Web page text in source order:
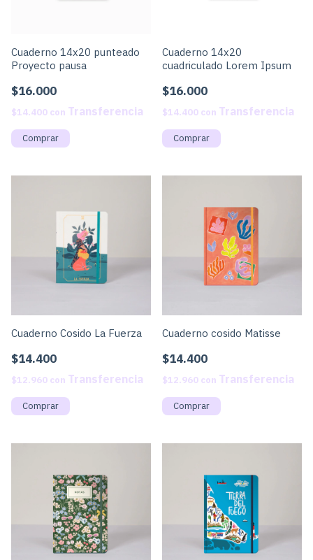
Cuaderno 14x20 punteado
Proyecto pausa
$16.000
$14.400 con
Cuaderno 14x20
cuadriculado Lorem Ipsum
$16.000
$14.400 con
Cuaderno Cosido La Fuerza
$14.400
$12.960 con
Cuaderno cosido Matisse
$14.400
$12.960 con